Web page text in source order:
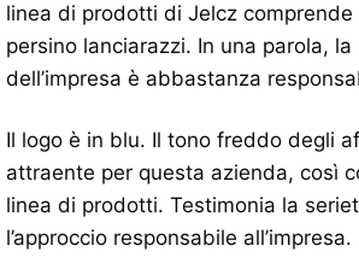
linea di prodotti di Jelcz comprende
persino lanciarazzi. In una parola,
dell’impresa è abbastanza
Il logo è in blu. Il tono freddo degli
attraente per questa azienda, così
linea di prodotti. Testimonia la
l’approccio responsabile all’impresa.